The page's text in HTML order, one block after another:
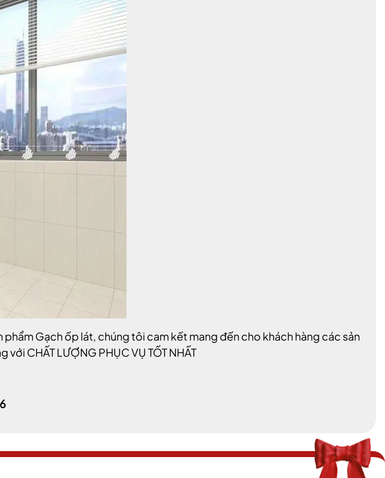
phẩm Gạch ốp lát, chúng tôi cam kết mang đến cho khách hàng các sản
với CHẤT LƯỢNG PHỤC VỤ TỐT NHẤT